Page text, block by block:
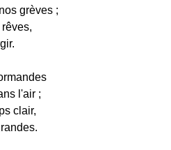
grèves ;
l'air ;
clair,